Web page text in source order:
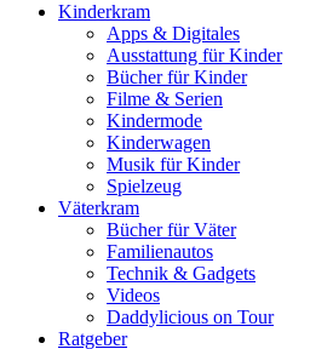
Kinderkram
Apps & Digitales
Ausstattung für Kinder
Bücher für Kinder
Filme & Serien
Kindermode
Kinderwagen
Musik für Kinder
Spielzeug
Väterkram
Bücher für Väter
Familienautos
Technik & Gadgets
Videos
Daddylicious on Tour
Ratgeber